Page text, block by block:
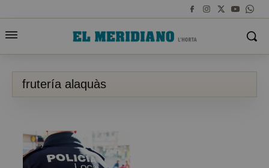
frutería alaquàs